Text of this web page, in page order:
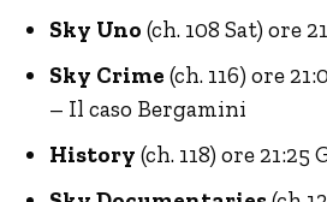
Sky Uno (ch. 108 Sat) ore
Sky Crime (ch. 116) ore
– Il caso Bergamini
History (ch. 118) ore 21:25